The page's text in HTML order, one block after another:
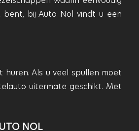
bij Auto Nol vindt u een
Als u veel spullen moet
uitermate geschikt. Met
NOL